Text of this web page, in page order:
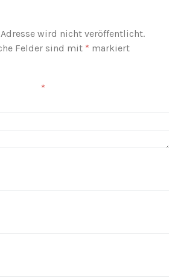
wird nicht veröffentlicht.
Felder sind mit * markiert
*